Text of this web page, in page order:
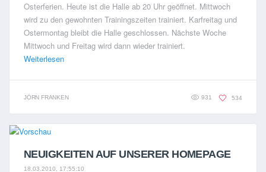
Osterferien. Heute ist die Halle ab 20 Uhr geöffnet. Mittwoch
wird zu den gewohnten Trainingszeiten trainiert. Karfreitag und
Ostermontag bleibt die Halle geschlossen. Nächste Woche
Mittwoch und Freitag wird dann wieder trainiert.
Weiterlesen
JÖRN FRANKEN 931 534
NEUIGKEITEN AUF UNSERER HOMEPAGE
18.03.2010, 17:55:10